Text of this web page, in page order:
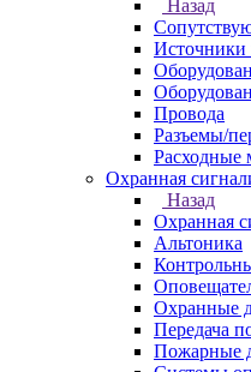
Назад
Источники
Провода
Разъемы/
Расходные
Охранная
Назад
Охранная
Альтоника
Охранные
Передача
Пожарные